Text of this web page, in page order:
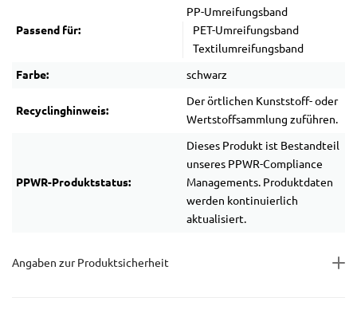
Passend für:
PP-Umreifungsband
PET-Umreifungsband
Textilumreifungsband
Farbe: schwarz
Recyclinghinweis:
Der örtlichen Kunststoff- oder
Wertstoffsammlung zuführen.
PPWR-Produktstatus:
Dieses Produkt ist Bestandteil
unseres PPWR-Compliance
Managements. Produktdaten
werden kontinuierlich
aktualisiert.
Angaben zur Produktsicherheit